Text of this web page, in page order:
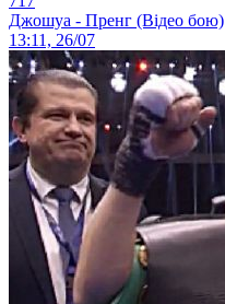
Джошуа - Пренг (Відео бою)
13:11, 26/07